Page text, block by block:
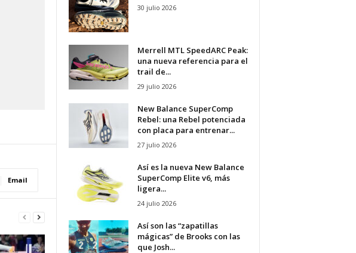
Email
30 julio 2026
Merrell MTL SpeedARC Peak:
una nueva referencia para el
trail de...
29 julio 2026
New Balance SuperComp
Rebel: una Rebel potenciada
con placa para entrenar...
27 julio 2026
Así es la nueva New Balance
SuperComp Elite v6, más
ligera...
24 julio 2026
Así son las “zapatillas
mágicas” de Brooks con las
que Josh...